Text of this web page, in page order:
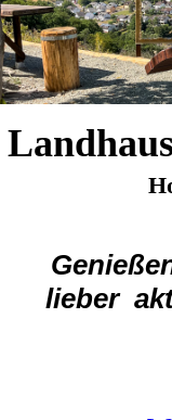
lieber